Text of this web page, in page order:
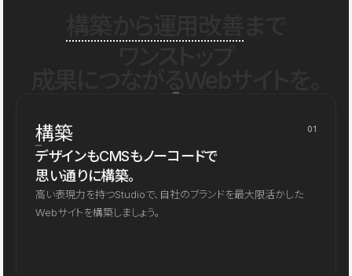
構築 01
デザインもCMSもノーコードで
思い通りに構築。
高い表現力を持つStudioで、自社のブランドを最大限活かした
Webサイトを構築しましょう。